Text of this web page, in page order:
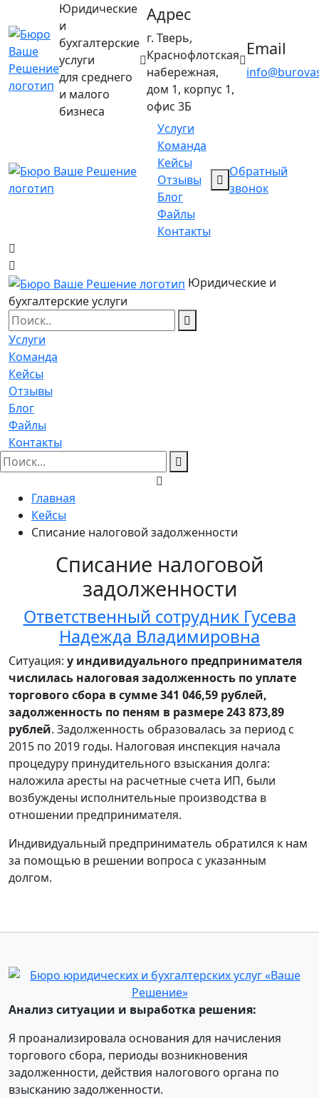
Юридические
и
бухгалтерские
услуги
для среднего
и малого
бизнеса
Адрес
г. Тверь,
Краснофлотская
набережная,
дом 1, корпус 1,
офис 3Б
Email
Услуги
Команда
Кейсы
Отзывы
Блог
Файлы
Контакты
Обратный
звонок
Юридические и
бухгалтерские услуги
Услуги
Команда
Кейсы
Отзывы
Блог
Файлы
Контакты
Главная
Кейсы
Списание налоговой задолженности
Списание налоговой
задолженности
Ответственный сотрудник Гусева
Надежда Владимировна
Ситуация: у индивидуального предпринимателя
числилась налоговая задолженность по уплате
торгового сбора в сумме 341 046,59 рублей,
задолженность по пеням в размере 243 873,89
рублей. Задолженность образовалась за период с
2015 по 2019 годы. Налоговая инспекция начала
процедуру принудительного взыскания долга:
наложила аресты на расчетные счета ИП, были
возбуждены исполнительные производства в
отношении предпринимателя.
Индивидуальный предприниматель обратился к нам
за помощью в решении вопроса с указанным
долгом.
Анализ ситуации и выработка решения:
Я проанализировала основания для начисления
торгового сбора, периоды возникновения
задолженности, действия налогового органа по
взысканию задолженности.